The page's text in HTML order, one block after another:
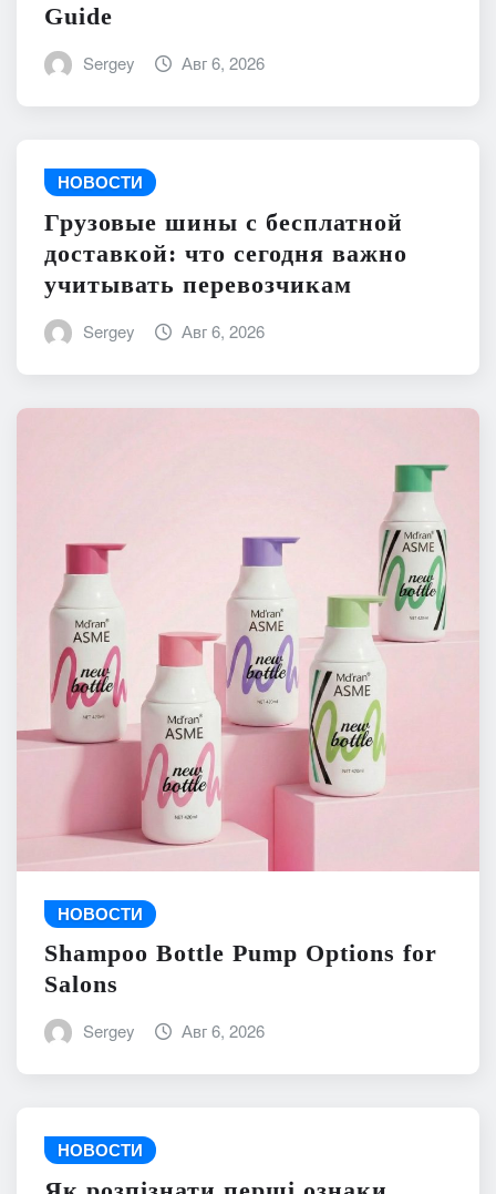
Guide
Sergey Авг 6, 2026
НОВОСТИ
Грузовые шины с бесплатной
доставкой: что сегодня важно
учитывать перевозчикам
Sergey Авг 6, 2026
НОВОСТИ
Shampoo Bottle Pump Options for
Salons
Sergey Авг 6, 2026
НОВОСТИ